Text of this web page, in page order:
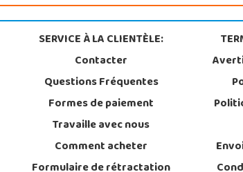
SERVICE À LA CLIENTÈLE:
Contacter
Questions Fréquentes
Formes de paiement
Travaille avec nous
Comment acheter